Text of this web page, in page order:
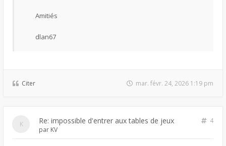
Amitiés
dlan67
Citer mar. févr. 24, 2026 1:19 pm
Re: impossible d'entrer aux tables de jeux
4
par KV